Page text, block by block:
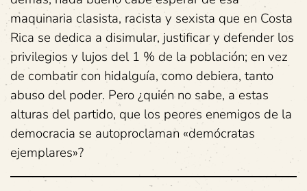
maquinaria clasista, racista y sexista que en Costa
Rica se dedica a disimular, justificar y defender los
privilegios y lujos del 1 % de la población; en vez
de combatir con hidalguía, como debiera, tanto
abuso del poder. Pero ¿quién no sabe, a estas
alturas del partido, que los peores enemigos de la
democracia se autoproclaman «demócratas
ejemplares»?